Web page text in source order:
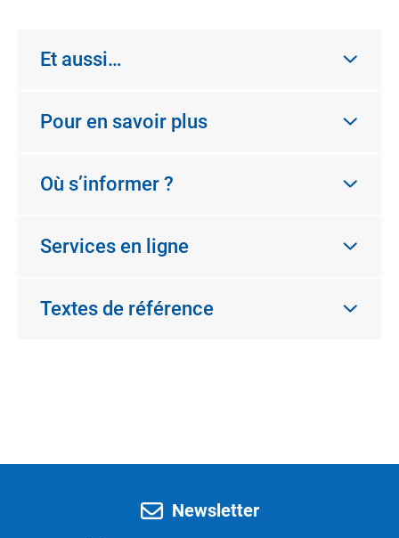
Et aussi…
Pour en savoir plus
Où s’informer ?
Services en ligne
Textes de référence
Newsletter